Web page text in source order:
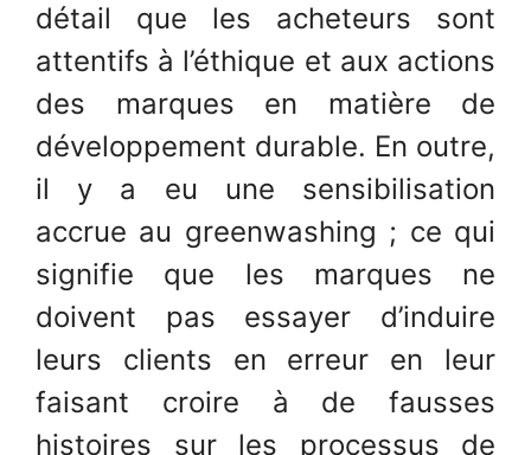
détail que les acheteurs sont
attentifs à l’éthique et aux actions
des marques en matière de
développement durable. En outre,
il y a eu une sensibilisation
accrue au greenwashing ; ce qui
signifie que les marques ne
doivent pas essayer d’induire
leurs clients en erreur en leur
faisant croire à de fausses
histoires sur les processus de